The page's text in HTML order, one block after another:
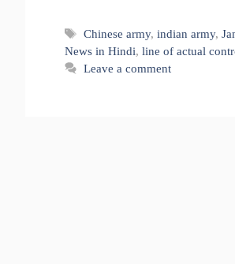
Tags
Chinese army,indian army,
News in Hindi, line of actual
Leave a comment